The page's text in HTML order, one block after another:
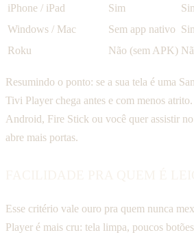
iPhone / iPad
Sim
Windows / Mac
Sem app nativo
Roku
Não (sem APK)
Resumindo o ponto: se a sua tela é uma
Tivi Player chega antes e com menos
Android, Fire Stick ou você quer assistir
abre mais portas.
Esse critério vale ouro pra quem nunca
Player é mais cru: tela limpa, poucos